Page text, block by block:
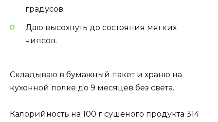
градусов.
Даю высохнуть до состояния мягких
чипсов.
Складываю в бумажный пакет и храню на
кухонной полке до 9 месяцев без света.
Калорийность на 100 г сушеного продукта 314